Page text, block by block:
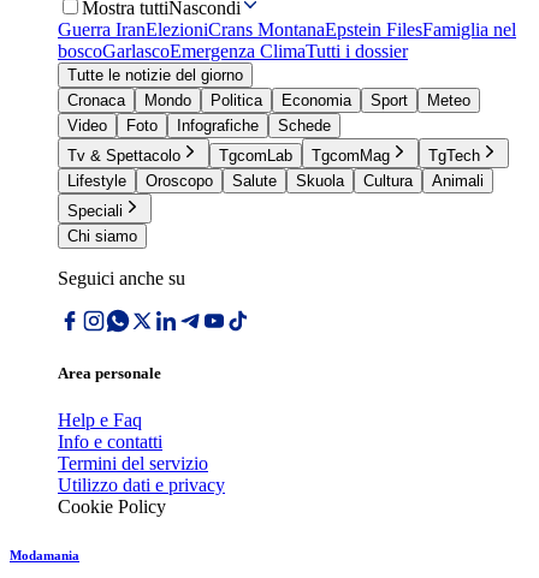
Mostra tuttiNascondi
Guerra IranElezioniCrans MontanaEpstein FilesFamiglia nel
boscoGarlascoEmergenza ClimaTutti i dossier
Tutte le notizie del giorno
Cronaca
Mondo Politica Economia Sport
Meteo
Video
Foto Infografiche
Schede
Tv & Spettacolo
TgcomLab TgcomMag
TgTech
Lifestyle
Oroscopo Salute Skuola Cultura
Animali
Speciali
Chi siamo
Seguici anche su
Area personale
Help e Faq
Info e contatti
Termini del servizio
Utilizzo dati e privacy
Cookie Policy
Modamania